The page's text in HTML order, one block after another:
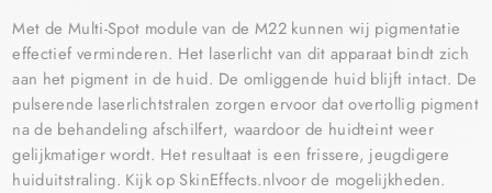
Met de Multi-Spot module van de M22 kunnen wij pigmentatie
effectief verminderen. Het laserlicht van dit apparaat bindt zich
aan het pigment in de huid. De omliggende huid blijft intact. De
pulserende laserlichtstralen zorgen ervoor dat overtollig pigment
na de behandeling afschilfert, waardoor de huidteint weer
gelijkmatiger wordt. Het resultaat is een frissere, jeugdigere
huiduitstraling. Kijk op SkinEffects.nlvoor de mogelijkheden.